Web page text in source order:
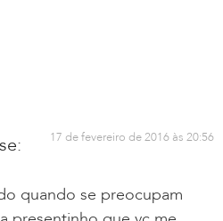
17 de fevereiro de 2016 às 20:56
quando se preocupam